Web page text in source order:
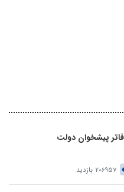
پیشخوان دولت
206957 بازدید